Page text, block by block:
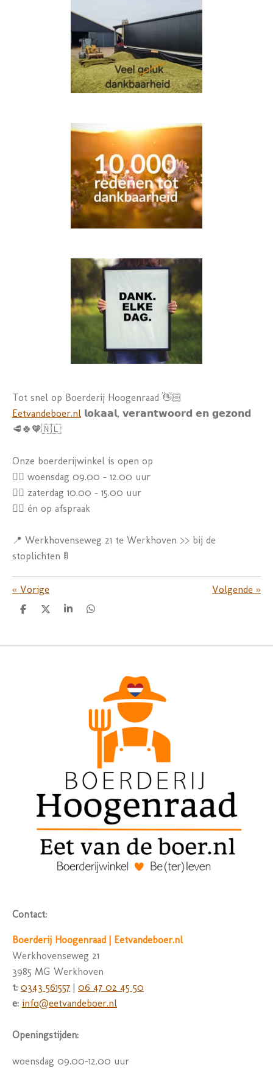
Tot snel op Boerderij Hoogenraad 👋🏻
Eetvandeboer.nl 𝗹𝗼𝗸𝗮𝗮𝗹, 𝘃𝗲𝗿𝗮𝗻𝘁𝘄𝗼𝗼𝗿𝗱 𝗲𝗻 𝗴𝗲𝘇𝗼𝗻𝗱
🥩🍀🧡🇳🇱
Onze boerderijwinkel is open op
👉🏼 woensdag 09.00 - 12.00 uur
👉🏼 zaterdag 10.00 - 15.00 uur
👉🏼 én op afspraak
📍 Werkhovenseweg 21 te Werkhoven >> bij de
stoplichten 🚦
« Vorige Volgende »
D
e
D
l
S
r
D
e
Contact:
Boerderij Hoogenraad | Eetvandeboer.nl
Werkhovenseweg 21
3985 MG Werkhoven
t: 0343 561557
06 47 02 45 50
e: info@eetvandeboer.nl
Openingstijden:
woensdag 09.00-12.00 uur